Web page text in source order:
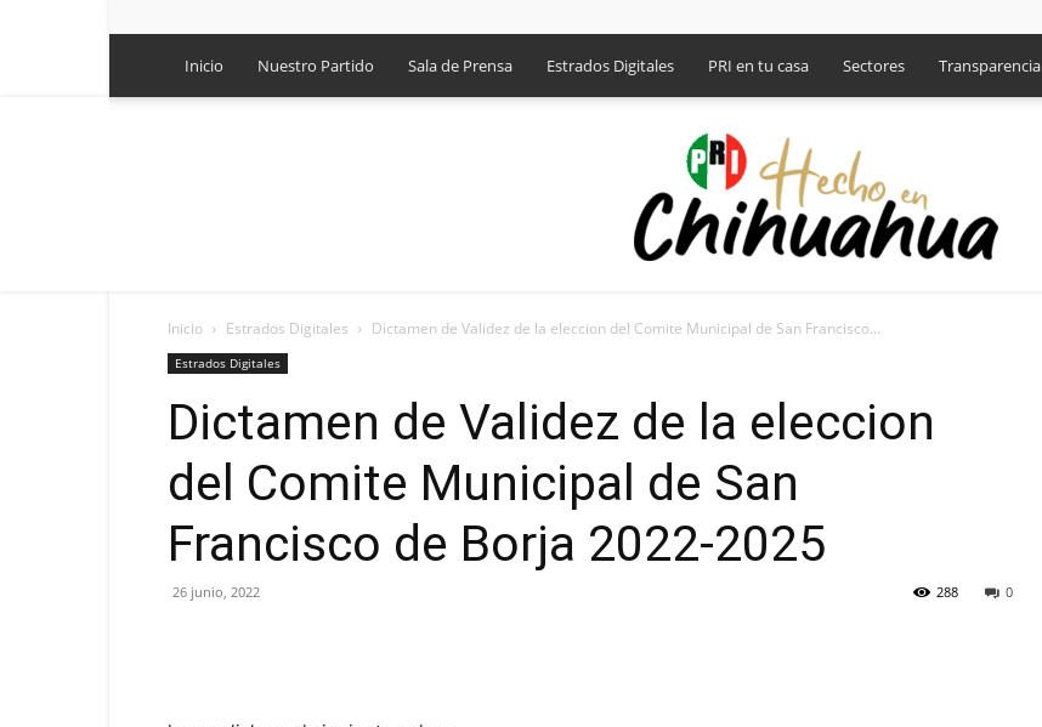
Inicio Nuestro Partido Sala de Prensa Estrados Digitales PRI en tu casa Sectores Transparencia
|
Inicio Estrados Digitales Dictamen de Validez de la eleccion del Comite Municipal de San Francisco...
Estrados Digitales
Dictamen de Validez de la eleccion
del Comite Municipal de San
Francisco de Borja 2022-2025
26 junio, 2022 0
288